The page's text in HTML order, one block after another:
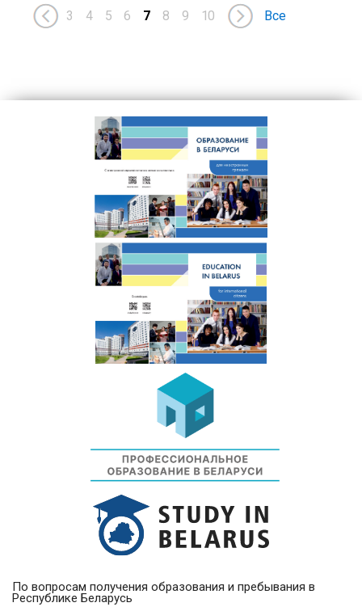
3 4 5 6 7 8 9 10 Все
По вопросам получения образования и пребывания в
Республике Беларусь